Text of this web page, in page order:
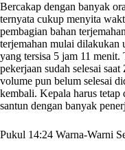
Bercakap dengan banyak
ternyata cukup menyita
pembagian bahan
terjemahan mulai dilakukan
yang tersisa 5 jam 11 menit.
pekerjaan sudah selesai
volume pun belum selesai
kembali. Kepala harus
santun dengan banyak
Pukul 14:24 Warna-Warni